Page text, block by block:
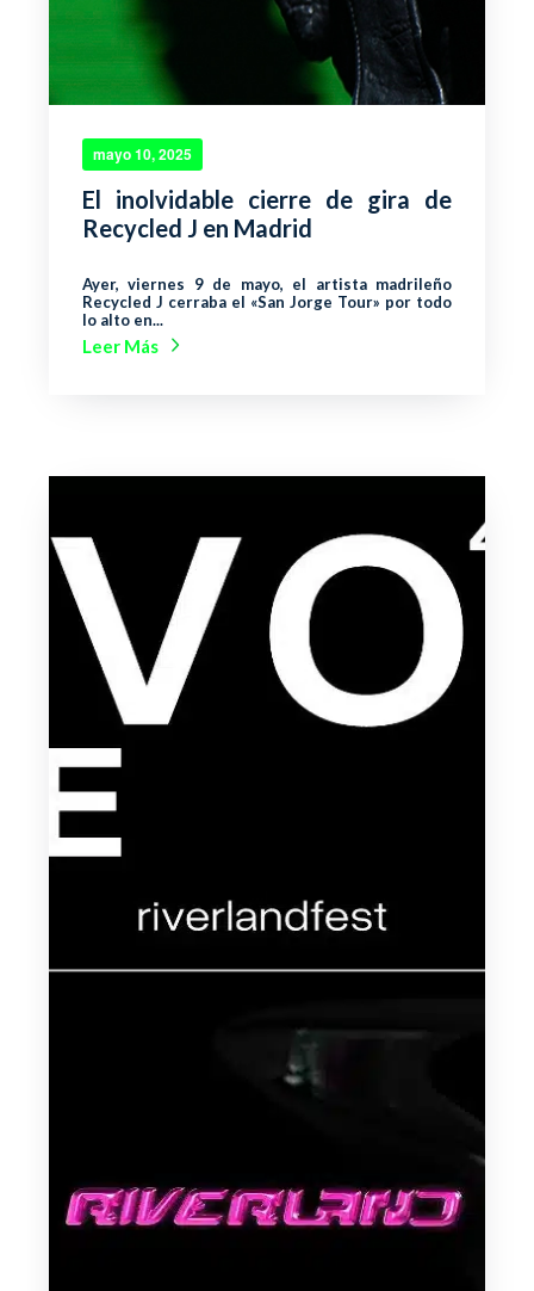
mayo 10, 2025
El inolvidable cierre de gira de
Recycled J en Madrid
Ayer, viernes 9 de mayo, el artista madrileño
Recycled J cerraba el «San Jorge Tour» por todo
lo alto en...
Leer Más